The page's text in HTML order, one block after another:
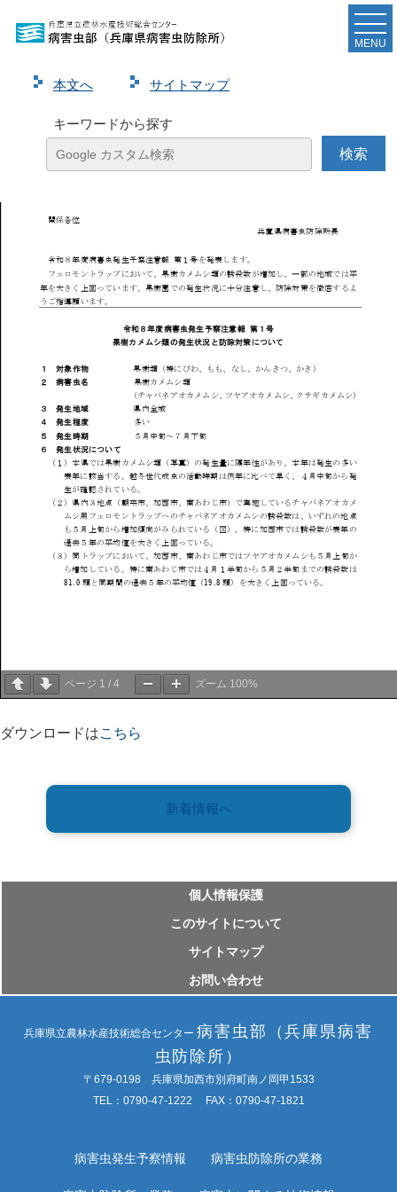
本⽂へ サイトマップ
キーワードから探す
MENU
令和８年度病害虫発生予察注意報（果樹カメムシ類
の発生状況と防除対策）を発表しました。
ページ ズーム
ページ 1 / 4 ズーム 100%
ダウンロードはこちら
新着情報へ
個⼈情報保護
このサイトについて
サイトマップ
お問い合わせ
兵庫県立農林水産技術総合センター病害虫部（兵庫県病害
虫防除所）
〒679-0198 兵庫県加西市別府町南ノ岡甲1533
TEL：0790-47-1222 FAX：0790-47-1821
病害虫発生予察情報 病害虫防除所の業務